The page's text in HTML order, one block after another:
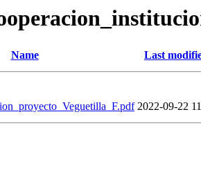
Name Last
2022-09-22